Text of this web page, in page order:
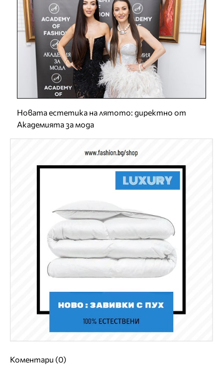
Новата естетика на лятото: директно от
Академията за мода
Коментари (0)